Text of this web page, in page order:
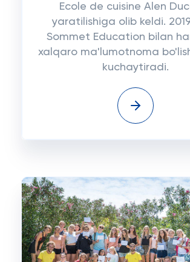
Ecole de cuisine Alen
yaratilishiga olib keldi.
Sommet Education bilan
xalqaro ma'lumotnoma
kuchaytiradi.